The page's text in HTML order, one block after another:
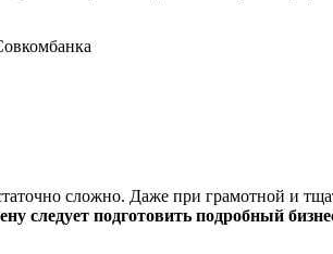
сложно. Даже при грамотной и
следует подготовить подробный